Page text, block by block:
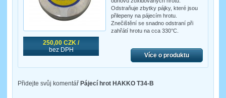
250,00 CZK /
bez DPH
Odstraňuje zbytky pájky, které jsou
přilepeny na pájecím hrotu.
Znečištění se snadno odstraní při
zahřátí hrotu na cca 330°C.
Více o produktu
Přidejte svůj komentář Pájecí hrot HAKKO T34-B